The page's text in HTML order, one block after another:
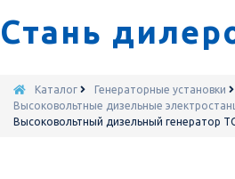
Стань
Каталог
Генераторные установки
Высоковольтные дизельные
Высоковольтный дизельный генератор